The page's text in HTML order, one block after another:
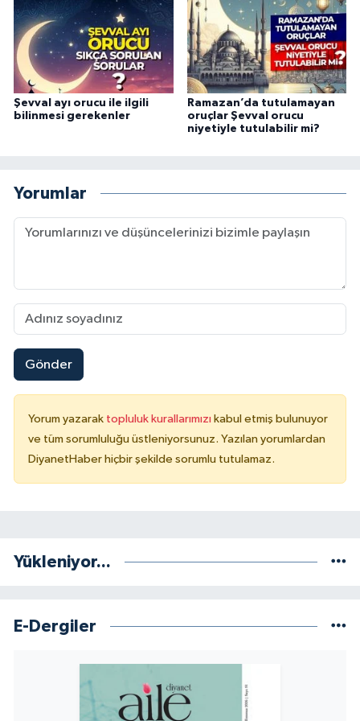
Şevval ayı orucu ile ilgili
bilinmesi gerekenler
Ramazan’da tutulamayan
oruçlar Şevval orucu
niyetiyle tutulabilir mi?
Yorumlar
Gönder
Yorum yazarak topluluk kurallarımızı kabul etmiş bulunuyor
ve tüm sorumluluğu üstleniyorsunuz. Yazılan yorumlardan
DiyanetHaber hiçbir şekilde sorumlu tutulamaz.
Yükleniyor...
E-Dergiler
Karaman Müftülüğü
Kars Müftülüğü
Kastamonu Müftülüğü
Kilis Müftülüğü
Kırıkkale Müftülüğü
Kocaeli Müftülüğü
Konya Müftülüğü
Kütahya Müftülüğü
Mardin Müftülüğü
Muğla Müftülüğü
Muş Müftülüğü